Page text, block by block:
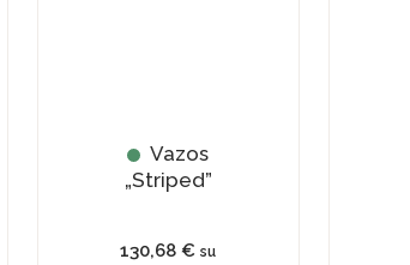
Vazos
„Striped”
130,68€ su